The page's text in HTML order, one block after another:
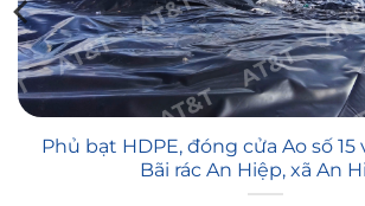
Phủ bạt HDPE, đóng cửa Ao số 15
Bãi rác An Hiệp, xã An